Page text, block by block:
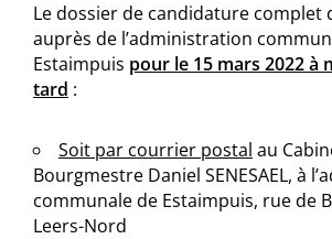
Le dossier de candidature
auprès de l’administration
Estaimpuis pour le 15 mars 2022 à
tard :
Soit par courrier postal au
Bourgmestre Daniel SENESAEL, à
communale de Estaimpuis, rue de
Leers-Nord